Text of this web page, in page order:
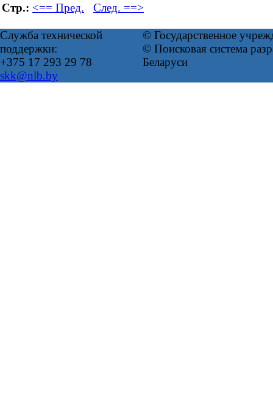
Стр.: <== Пред. След. ==>
Служба технической
поддержки:
+375 17 293 29 78
skk@nlb.by
© Государственное
© Поисковая система
Беларуси